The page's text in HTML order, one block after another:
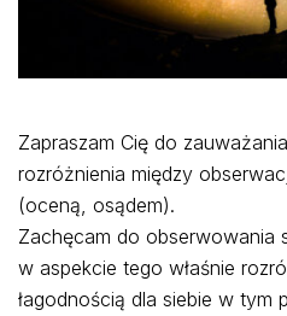
Zapraszam Cię do
rozróżnienia między
(oceną, osądem).
Zachęcam do obserwowania
w aspekcie tego właśnie
łagodnością dla siebie w tym